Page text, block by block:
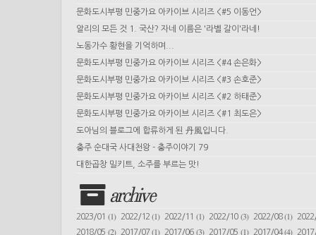
문화도시부평 민중가요 아카이브 시리즈 <#5 이동언>
알리의 모든 것 1. 국산? 자네 이름은 '라벨 갈이'라네!
노동가수 황현을 기억하며...
문화도시부평 민중가요 아카이브 시리즈 <#4 손은화>
문화도시부평 민중가요 아카이브 시리즈 <#3 손호준>
문화도시부평 민중가요 아카이브 시리즈 <#2 하태준>
문화도시부평 민중가요 아카이브 시리즈 <#1 최도은>
도아님의 블로그에 합류하게 된 丹風입니다.
충주 순대국 사대천왕 - 충주이야기 79
대한곱창 밀키트, 소주를 부르는 맛!
archive
2023/01 (1) 2022/12(1) 2022/11(1) 2022/10 (3) 2022/08(1)
2018/05 (2) 2017/07(1) 2017/06(3) 2017/05 (1) 2017/04(4)